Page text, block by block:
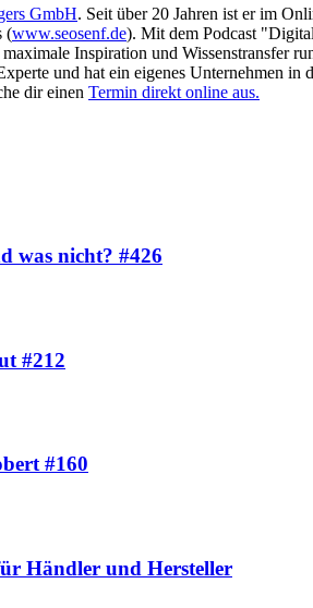
GmbH. Seit über 20 Jahren ist er im
(www.seosenf.de). Mit dem Podcast
Inspiration und Wissenstransfer
und hat ein eigenes Unternehmen
dir einen Termin direkt online aus.
was nicht? #426
#212
#160
Händler und Hersteller